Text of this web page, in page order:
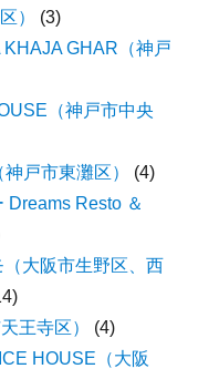
）
(3)
GHAR（神戸
（神戸市中央
戸市東灘区）
(4)
Dreams Resto ＆
大阪市生野区、西
王寺区）
(4)
HOUSE（大阪